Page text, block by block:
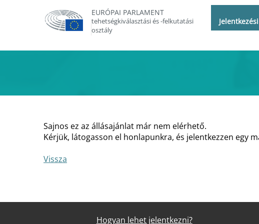
EURÓPAI PARLAMENT
tehetségkiválasztási és -felkutatási
osztály
Sajnos ez az állásajánlat már nem elérhető.
Kérjük, látogasson el honlapunkra, és jelentkezzen egy
Vissza
Hogyan lehet jelentkezni?